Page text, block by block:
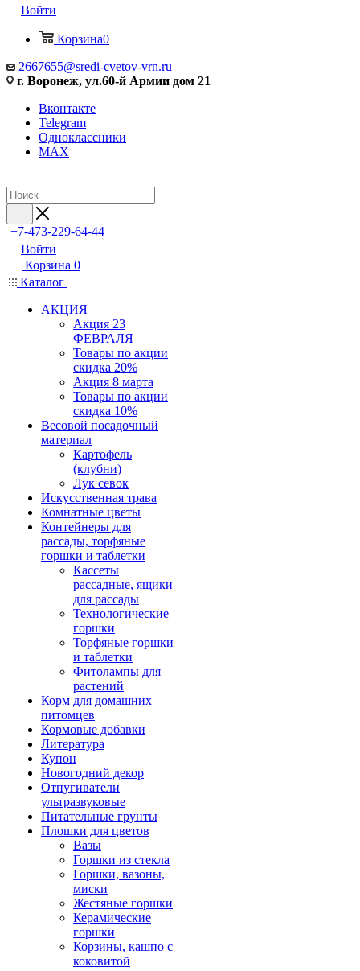
Войти
Корзина0
2667655@sredi-cvetov-vrn.ru
г. Воронеж, ул.60-й Армии дом 21
Вконтакте
Telegram
Одноклассники
MAX
+7-473-229-64-44
Войти
Корзина 0
Каталог
АКЦИЯ
Акция 23
ФЕВРАЛЯ
Товары по акции
скидка 20%
Акция 8 марта
Товары по акции
скидка 10%
Весовой посадочный
материал
Картофель
(клубни)
Лук севок
Искусственная трава
Комнатные цветы
Контейнеры для
рассады, торфяные
горшки и таблетки
Кассеты
рассадные, ящики
для рассады
Технологические
горшки
Торфяные горшки
и таблетки
Фитолампы для
растений
Корм для домашних
питомцев
Кормовые добавки
Литература
Купон
Новогодний декор
Отпугиватели
ультразвуковые
Питательные грунты
Плошки для цветов
Вазы
Горшки из стекла
Горшки, вазоны,
миски
Жестяные горшки
Керамические
горшки
Корзины, кашпо с
коковитой